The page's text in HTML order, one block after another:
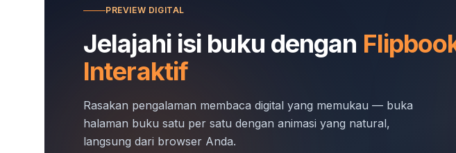
PREVIEW DIGITAL
Jelajahi isi buku dengan
Interaktif
Rasakan pengalaman membaca digital yang memukau — buka
halaman buku satu per satu dengan animasi yang natural,
langsung dari browser Anda.